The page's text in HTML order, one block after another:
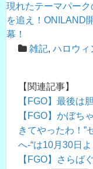
現れたテーマパーク
を追え！ONILAND
幕！
雑記, ハロウィ
【関連記事】
【FGO】最後は
【FGO】かぼち
きてやったわ！”
へ-“は10月30日
【FGO】さらば